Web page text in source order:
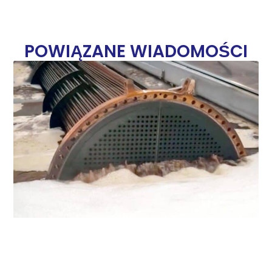
POWIĄZANE WIADOMOŚCI